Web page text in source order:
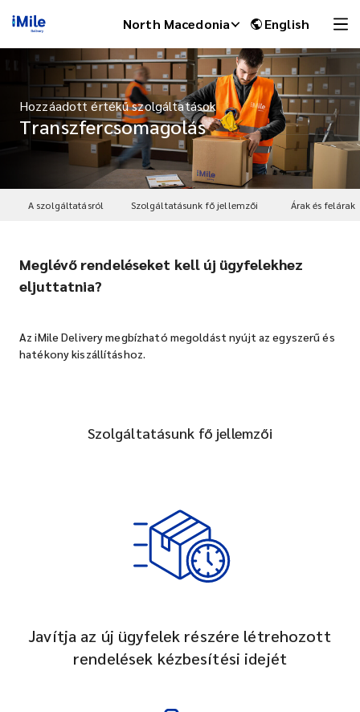
North Macedonia English
Hozzáadott értékű szolgáltatások
Transzfercsomagolás
A szolgáltatásról Szolgáltatásunk fő jellemzői Árak és felárak
Meglévő rendeléseket kell új ügyfelekhez
eljuttatnia?
Az iMile Delivery megbízható megoldást nyújt az egyszerű és
hatékony kiszállításhoz.
Szolgáltatásunk fő jellemzői
Javítja az új ügyfelek részére létrehozott
rendelések kézbesítési idejét
iMile Chat